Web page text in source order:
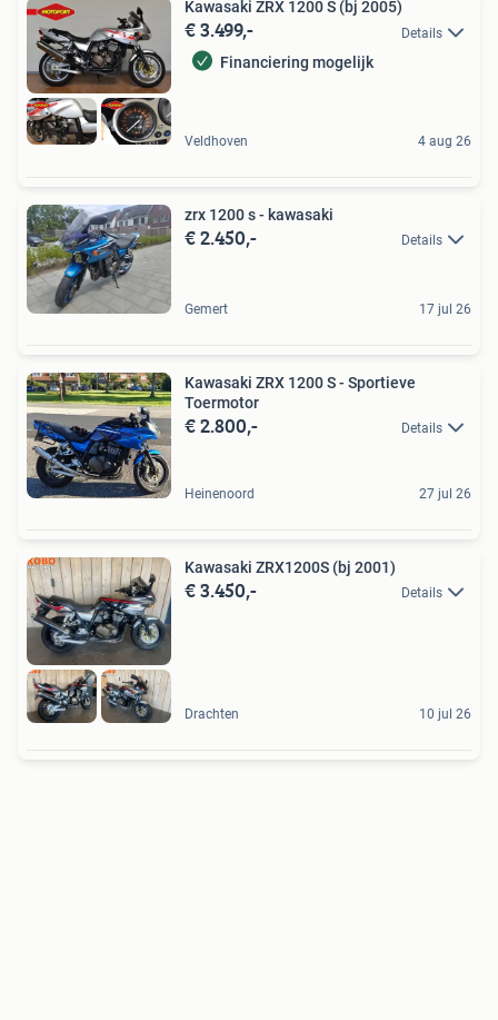
Kawasaki ZRX 1200 S (bj 2005)
€ 3.499,- Details
Financiering mogelijk
Veldhoven 4 aug 26
zrx 1200 s - kawasaki
€ 2.450,- Details
Gemert 17 jul 26
Kawasaki ZRX 1200 S - Sportieve
Toermotor
€ 2.800,- Details
Heinenoord 27 jul 26
Kawasaki ZRX1200S (bj 2001)
€ 3.450,- Details
Drachten 10 jul 26